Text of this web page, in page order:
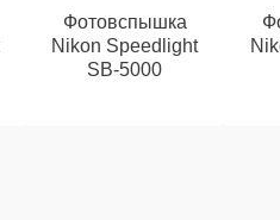
Фотовспышка
Nikon Speedlight
SB-5000